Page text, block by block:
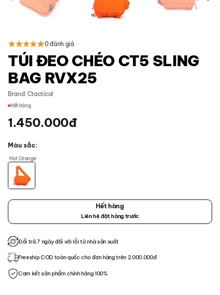
0 đánh giá
TÚI ĐEO CHÉO CT5 SLING
BAG RVX25
Brand: Ctactical
Hết hàng
1.450.000đ
Màu sắc
Hot Orange
Hết hàng
Liên hệ đặt hàng trước
Đổi trả 7 ngày đối với lỗi từ nhà sản xuất
Freeship COD toàn quốc cho đơn hàng trên 2.000.000đ
Cam kết sản phẩm chính hãng 100%